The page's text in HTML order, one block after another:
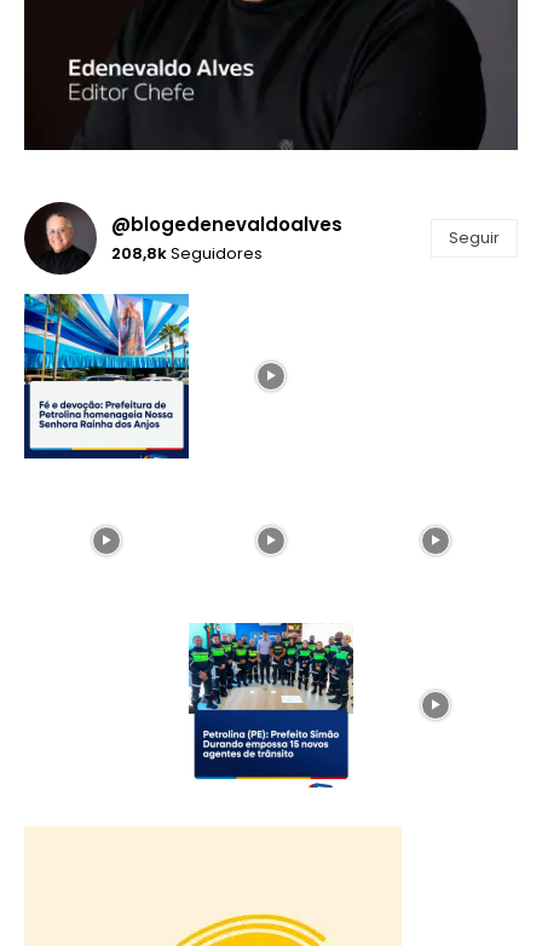
@blogedenevaldoalves
208,8kSeguidores
Seguir